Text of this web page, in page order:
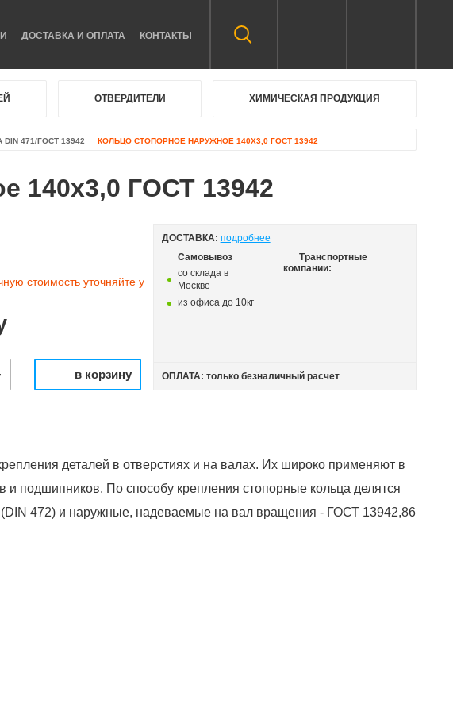
ДОСТАВКА И ОПЛАТА КОНТАКТЫ
ОТВЕРДИТЕЛИ ХИМИЧЕСКАЯ ПРОДУКЦИЯ
471/ГОСТ 13942 КОЛЬЦО СТОПОРНОЕ НАРУЖНОЕ 140Х3,0 ГОСТ 13942
140х3,0 ГОСТ 13942
стоимость уточняйте у
в корзину
ДОСТАВКА: подробнее
Самовывоз
со склада в
Москве
из офиса до 10кг
Транспортные
компании:
ОПЛАТА: только безналичный расчет
деталей в отверстиях и на валах. Их широко применяют в
и подшипников. По способу крепления стопорные кольца делятся
472) и наружные, надеваемые на вал вращения - ГОСТ 13942,86